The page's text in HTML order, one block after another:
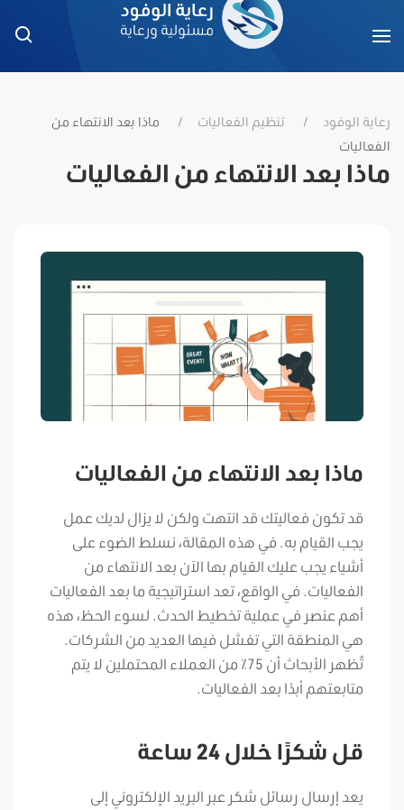
رعاية الوفود تنظيم الفعاليات
ماذا بعد الانتهاء من
الفعاليات
ماذا بعد الانتهاء من الفعاليات
ماذا بعد الانتهاء من الفعاليات
قد تكون فعاليتك قد انتهت ولكن لا يزال لديك عمل
يجب القيام به. في هذه المقالة، نسلط الضوء على
أشياء يجب عليك القيام بها الآن بعد الانتهاء من
الفعاليات. في الواقع، تعد استراتيجية ما بعد الفعاليات
أهم عنصر في عملية تخطيط الحدث. لسوء الحظ، هذه
هي المنطقة التي تفشل فيها العديد من الشركات.
تُظهر الأبحاث أن 75٪ من العملاء المحتملين لا يتم
متابعتهم أبدًا بعد الفعاليات.
قل شكرًا خلال 24 ساعة
يعد إرسال رسائل شكر عبر البريد الإلكتروني إلى